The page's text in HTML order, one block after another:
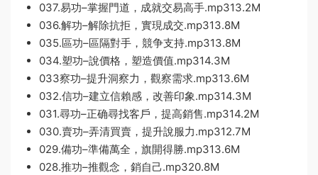
037.易功–掌握門道，成就交易高手.mp313.2M
036.解功–解除抗拒，實現成交.mp313.8M
035.區功–區隔對手，競争支持.mp313.8M
034.塑功–說價格，塑造價值.mp314.3M
033察功–提升洞察力，觀察需求.mp313.6M
032.信功–建立信賴感，改善印象.mp314.3M
031.尋功–正确尋找客戶，提高銷售.mp314.2M
030.賣功–弄清買賣，提升說服力.mp312.7M
029.備功–準備萬全，旗開得勝.mp313.6M
028.推功–推觀念，銷自己.mp320.8M